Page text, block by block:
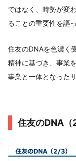
ではなく、時勢が変
ることの重要性を謳
住友のDNAを色濃く
精神に基づき、事業
事業と一体となった
住友のDNA（